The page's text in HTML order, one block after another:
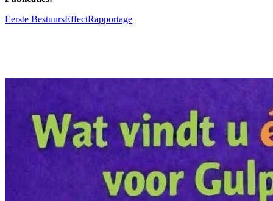
Eerste BestuursEffectRapportage